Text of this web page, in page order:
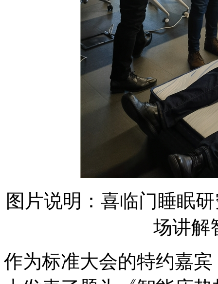
图片说明：喜临门睡眠
场讲解
作为标准大会的特约嘉